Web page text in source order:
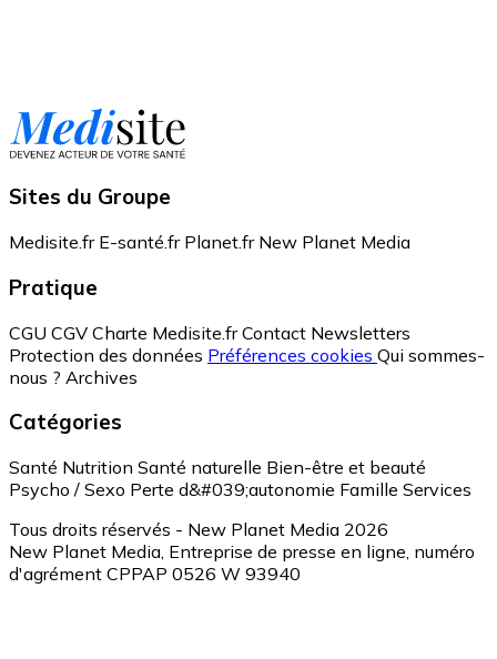
Sites du Groupe
Medisite.fr E-santé.fr Planet.fr New Planet Media
Pratique
CGU CGV Charte Medisite.fr Contact Newsletters
Protection des données Préférences cookies Qui sommes-
nous ? Archives
Catégories
Santé Nutrition Santé naturelle Bien-être et beauté
Psycho / Sexo Perte d&#039;autonomie Famille Services
Tous droits réservés - New Planet Media 2026
New Planet Media, Entreprise de presse en ligne, numéro
d'agrément CPPAP 0526 W 93940